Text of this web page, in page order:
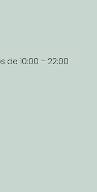
de 10:00 – 22:00